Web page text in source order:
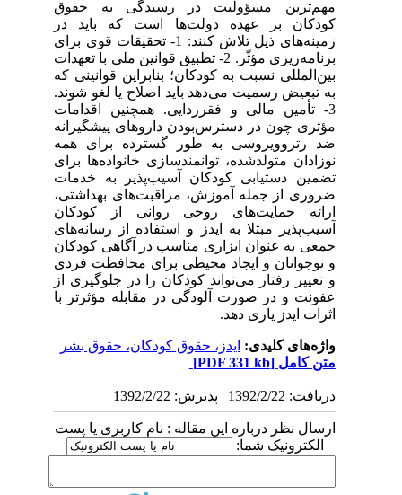
مهم‌ترین مسؤولیت در رسیدگی به حقوق
کودکان بر عهده دولت‌ها است که باید در
زمینه‌های ذیل تلاش کنند: 1- تحقیقات قوی برای
برنامه‌ریزی مؤثّر. 2- تطبیق قوانین ملی با تعهدات
بین‌المللی نسبت به کودکان؛ بنابراین قوانینی که
به تبعیض رسمیت می‌دهد باید اصلاح یا لغو شوند.
3- تأمین مالی و فقر‌زدایی. همچنین اقدامات
مؤثری چون در دسترس‌بودن داروهای پیشگیرانه
ضد رتروویروسی به طور گسترده برای همه
نوزادان متولدشده، توانمند‌سازی خانواده‌ها برای
تضمین دستیابی کودکان آسیب‌پذیر به خدمات
ضروری از جمله آموزش، مراقبت‌های بهداشتی،
ارائه حمایت‌های روحی روانی از کودکان
آسیب‌پذیر مبتلا به ایدز و استفاده از رسانه‌های
جمعی به عنوان ابزاری مناسب در آگاهی کودکان
و نوجوانان و ایجاد محیطی برای محافظت فردی
و تغییر رفتار می‌تواند کودکان را در جلوگیری از
عفونت و در صورت آلودگی در مقابله مؤثرتر با
اثرات ایدز یاری دهد.
واژه‌های کلیدی:ایدز، حقوق کودکان، حقوق بشر
متن کامل[PDF 331 kb]
دریافت: 1392/2/22 | پذیرش: 1392/2/22
ارسال نظر درباره این مقاله : نام کاربری یا پست
الکترونیک شما: